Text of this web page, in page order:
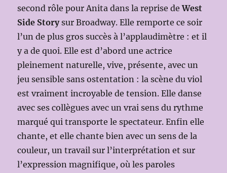
second rôle pour Anita dans la reprise deWest
Side Storysur Broadway. Elle remporte ce soir
l’un de plus gros succès à l’applaudimètre : et il
y a de quoi. Elle est d’abord une actrice
pleinement naturelle, vive, présente, avec un
jeu sensible sans ostentation : la scène du viol
est vraiment incroyable de tension. Elle danse
avec ses collègues avec un vrai sens du rythme
marqué qui transporte le spectateur. Enfin elle
chante, et elle chante bien avec un sens de la
couleur, un travail sur l’interprétation et sur
l’expression magnifique, où les paroles